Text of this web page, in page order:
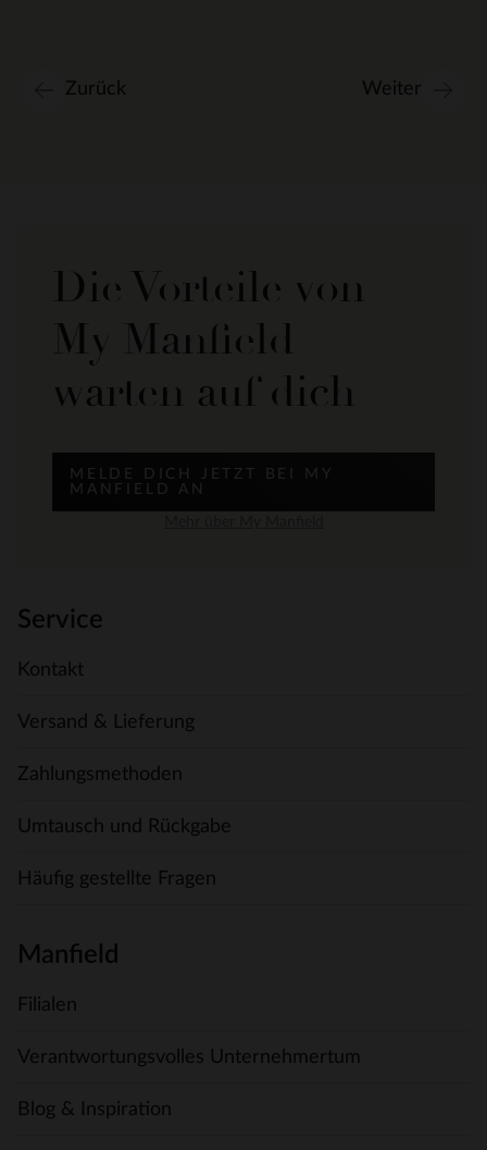
Zurück Weiter
Die Vorteile von
My Manfield
warten auf dich
MELDE DICH JETZT BEI MY
MANFIELD AN
Service
Kontakt
Versand & Lieferung
Zahlungsmethoden
Umtausch und Rückgabe
Häufig gestellte Fragen
Manfield
Filialen
Verantwortungsvolles Unternehmertum
Blog & Inspiration